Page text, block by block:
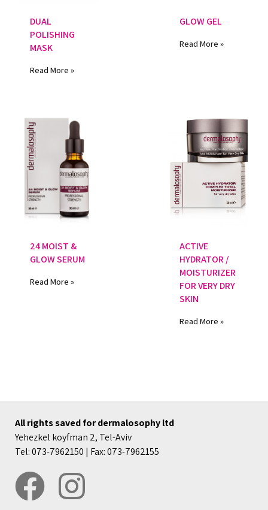
DUAL
POLISHING
MASK
Read More »
GLOW GEL
Read More »
24 MOIST &
GLOW SERUM
Read More »
ACTIVE
HYDRATOR /
MOISTURIZER
FOR VERY DRY
SKIN
Read More »
All rights saved for dermalosophy ltd
Yehezkel koyfman 2, Tel-Aviv
Tel: 073-7962150 | Fax: 073-7962155